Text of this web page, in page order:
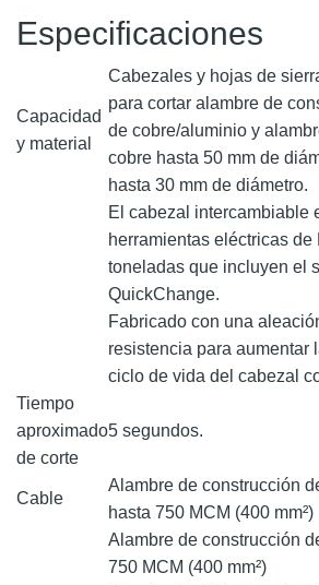
Especificaciones
Capacidad
y material
Cabezales y hojas de
para cortar alambre de
de cobre/aluminio y
cobre hasta 50 mm de
hasta 30 mm de diámetro.
El cabezal intercambiable
herramientas eléctricas
toneladas que incluyen el
QuickChange.
Fabricado con una
resistencia para aumentar
ciclo de vida del cabezal
Tiempo
aproximado
de corte
5 segundos.
Cable
Alambre de construcción
hasta 750 MCM (400 mm²)
Alambre de construcción
750 MCM (400 mm²)